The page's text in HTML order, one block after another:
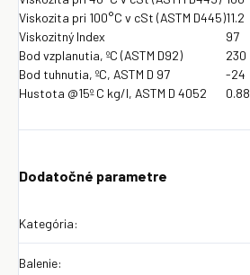
Viskozita pri 100°C v cSt (ASTM D445)11.2
Viskozitný Index
97
Bod vzplanutia, ºC (ASTM D92)
230
Bod tuhnutia, ºC, ASTM D 97
-24
Hustota @15º C kg/l, ASTM D 4052
0.88
Dodatočné parametre
Kategória:
Balenie: